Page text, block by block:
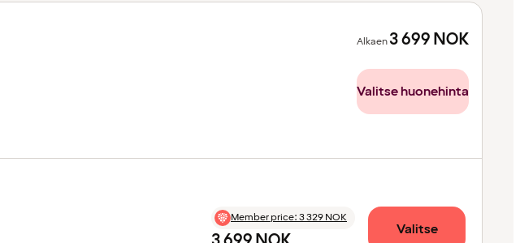
Alkaen3 699NOK
Valitse huonehinta
Member price:3 329 NOK
Valitse